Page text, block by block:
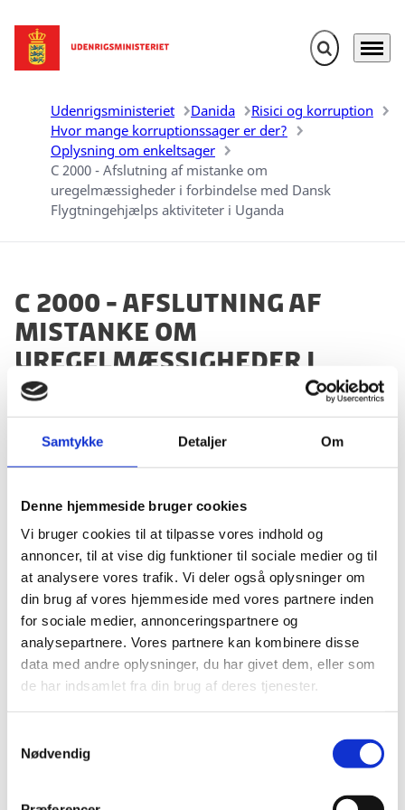
Samtykke Detaljer Om
Denne hjemmeside bruger cookies
Vi bruger cookies til at tilpasse vores indhold og
annoncer, til at vise dig funktioner til sociale medier og til
at analysere vores trafik. Vi deler også oplysninger om
din brug af vores hjemmeside med vores partnere inden
for sociale medier, annonceringspartnere og
analysepartnere. Vores partnere kan kombinere disse
data med andre oplysninger, du har givet dem, eller som
de har indsamlet fra din brug af deres tjenester.
Nødvendig
Gå til forsiden Fold søgefelt
Menu
Udenrigsministeriet Danida
Risici og korruption
Hvor mange korruptionssager er der?
Oplysning om enkeltsager
C 2000 - Afslutning af mistanke om
uregelmæssigheder i forbindelse med Dansk
Flygtningehjælps aktiviteter i Uganda
C 2000 - Afslutning af
mistanke om
uregelmæssigheder i
forbindelse med Dansk
Flygtningehjælps
aktiviteter i Uganda
02.12.2025
Del på Facebook
Del på X (Twitter)
Del på LinkedIn
Sagsnr.: C 2000
Rigsrevisionen informeres løbende om enkeltsager